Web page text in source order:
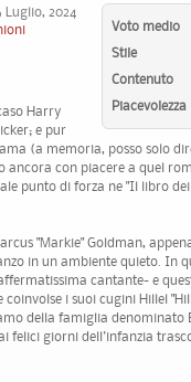
Voto medio
Stile
Contenuto
Piacevolezza
Luglio, 2024
Harry
e pur
(a memoria, posso solo
con piacere a quel
punto di forza ne "Il libro
"Markie" Goldman,
in un ambiente quieto. In
cantante- e
i suoi cugini Hillel
della famiglia
giorni dell'infanzia